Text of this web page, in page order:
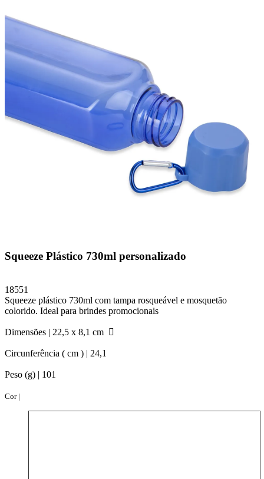
Squeeze Plástico 730ml personalizado
18551
Squeeze plástico 730ml com tampa rosqueável e mosquetão
colorido. Ideal para brindes promocionais
Dimensões | 22,5 x 8,1 cm
Circunferência ( cm ) | 24,1
Peso (g) | 101
Cor |